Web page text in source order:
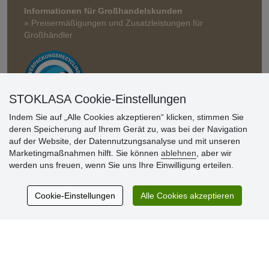
Informationen für Großhandelskunden
» Preisermäßigungen und Zusatzleistungen für
Großhändler
Kundenbewertung
netter Kontakt.
Schnelle Lieferung. Alles top.
STOKLASA Cookie-Einstellungen
Indem Sie auf „Alle Cookies akzeptieren“ klicken, stimmen Sie
deren Speicherung auf Ihrem Gerät zu, was bei der Navigation
auf der Website, der Datennutzungsanalyse und mit unseren
Marketingmaßnahmen hilft. Sie können ablehnen , aber wir
werden uns freuen, wenn Sie uns Ihre Einwilligung erteilen.
Cookie-Einstellungen Alle Cookies akzeptieren